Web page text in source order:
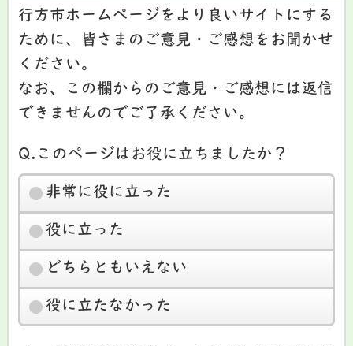
行方市ホームページをより良いサイトにする
ために、皆さまのご意見・ご感想をお聞かせ
ください。
なお、この欄からのご意見・ご感想には返信
できませんのでご了承ください。
Q.このページはお役に立ちましたか？
非常に役に立った
役に立った
どちらともいえない
役に立たなかった